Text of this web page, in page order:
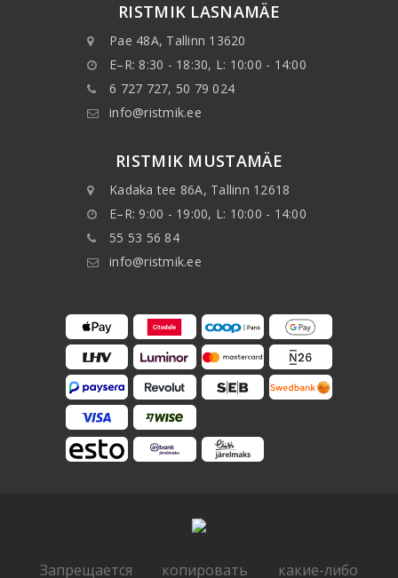
RISTMIK LASNAMÄE
Pae 48A, Tallinn 13620
E–R: 8:30 - 18:30, L: 10:00 - 14:00
6 727 727, 50 79 024
info@ristmik.ee
RISTMIK MUSTAMÄE
Kadaka tee 86A, Tallinn 12618
E–R: 9:00 - 19:00, L: 10:00 - 14:00
55 53 56 84
info@ristmik.ee
Запрещается копировать какие-либо